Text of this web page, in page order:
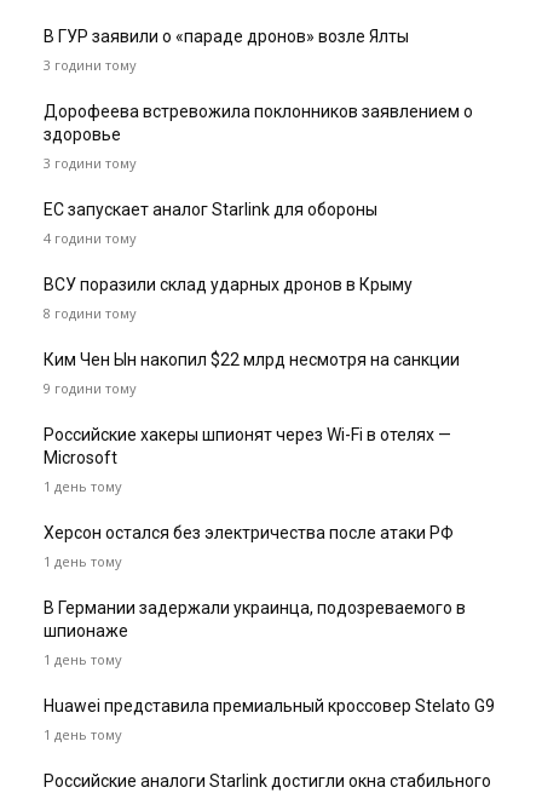
В ГУР заявили о «параде дронов» возле Ялты
3 години тому
Дорофеева встревожила поклонников заявлением о
здоровье
3 години тому
ЕС запускает аналог Starlink для обороны
4 години тому
ВСУ поразили склад ударных дронов в Крыму
8 години тому
Ким Чен Ын накопил $22 млрд несмотря на санкции
9 години тому
Российские хакеры шпионят через Wi-Fi в отелях —
Microsoft
1 день тому
Херсон остался без электричества после атаки РФ
1 день тому
В Германии задержали украинца, подозреваемого в
шпионаже
1 день тому
Huawei представила премиальный кроссовер Stelato G9
1 день тому
Российские аналоги Starlink достигли окна стабильного